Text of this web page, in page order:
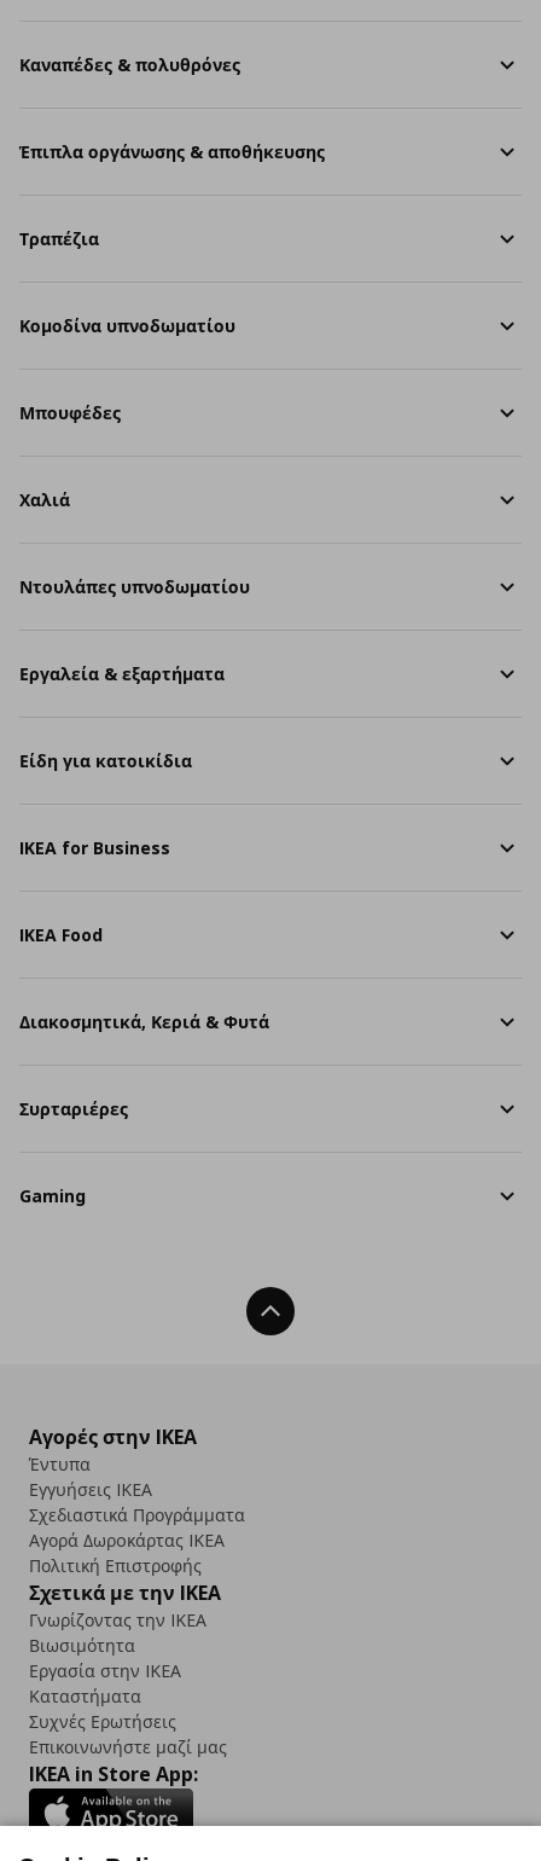
Καναπέδες & πολυθρόνες
Έπιπλα οργάνωσης & αποθήκευσης
Τραπέζια
Κομοδίνα υπνοδωματίου
Μπουφέδες
Χαλιά
Ντουλάπες υπνοδωματίου
Εργαλεία & εξαρτήματα
Είδη για κατοικίδια
IKEA for Business
IKEA Food
Διακοσμητικά, Κεριά & Φυτά
Συρταριέρες
Gaming
Back To Top
Αγορές στην IKEA
Έντυπα
Εγγυήσεις IKEA
Σχεδιαστικά Προγράμματα
Αγορά Δωρoκάρτας IKEA
Πολιτική Επιστροφής
Σχετικά με την IKEA
Γνωρίζοντας την IKEA
Βιωσιμότητα
Εργασία στην IKEA
Καταστήματα
Συχνές Ερωτήσεις
Επικοινωνήστε μαζί μας
IKEA in Store App: